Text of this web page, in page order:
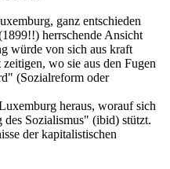
ganz entschieden
herrschende Ansicht
würde von sich aus kraft
wo sie aus den Fugen
(Sozialreform oder
heraus, worauf sich
Sozialismus" (ibid) stützt.
der kapitalistischen